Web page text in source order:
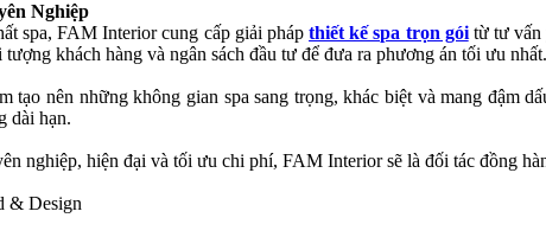
Nghiệp
spa, FAM Interior cung cấp giải phápthiết kế spa trọn góitừ tư vấn
khách hàng và ngân sách đầu tư để đưa ra phương án tối ưu nhất.
tạo nên những không gian spa sang trọng, khác biệt và mang đậm
dài hạn.
nghiệp, hiện đại và tối ưu chi phí, FAM Interior sẽ là đối tác đồng
& Design